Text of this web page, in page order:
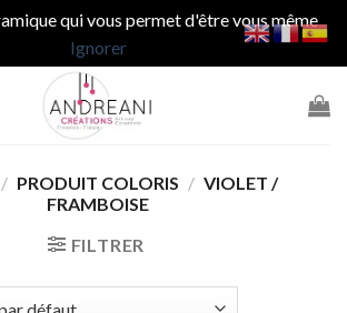
qui vous permet d'être vous même
Ignorer
/ PRODUIT COLORIS / VIOLET /
FRAMBOISE
FILTRER